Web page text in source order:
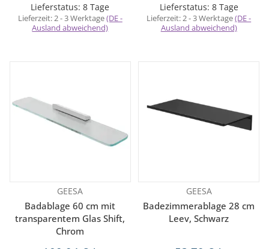
Lieferstatus: 8 Tage
Lieferzeit: 2 - 3 Werktage(DE -
Ausland abweichend)
Lieferstatus: 8 Tage
Lieferzeit: 2 - 3 Werktage(DE -
Ausland abweichend)
GEESA
Badablage 60 cm mit
transparentem Glas Shift,
Chrom
GEESA
Badezimmerablage 28 cm
Leev, Schwarz